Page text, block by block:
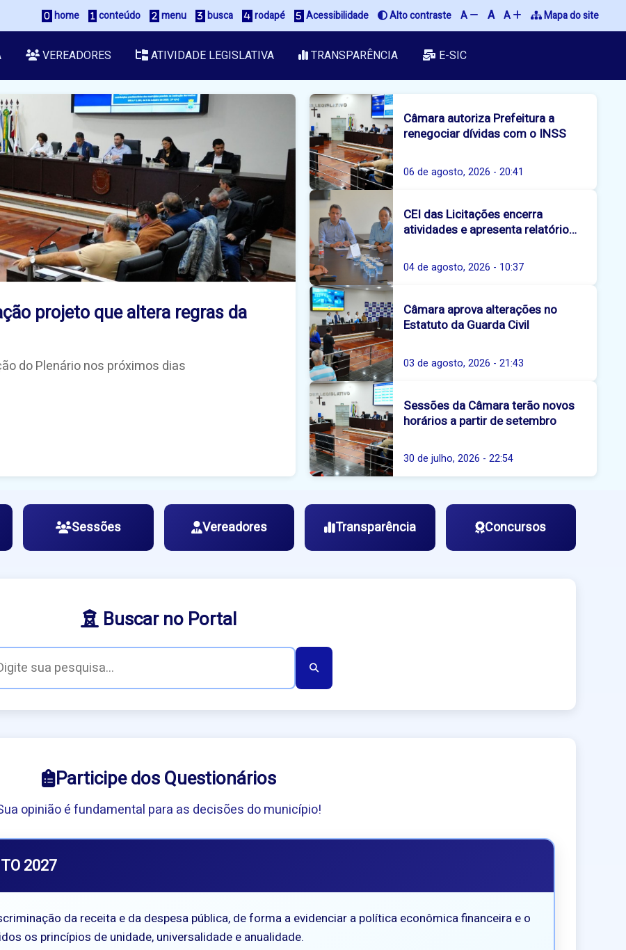
home conteúdo menu busca rodapé Acessibilidade Alto contraste A A A Mapa do site
VEREADORES ATIVIDADE LEGISLATIVA TRANSPARÊNCIA E-SIC
projeto que altera regras da
do Plenário nos próximos dias
Câmara autoriza Prefeitura a
renegociar dívidas com o INSS
06 de agosto, 2026 - 20:41
CEI das Licitações encerra
atividades e apresenta relatório
04 de agosto, 2026 - 10:37
Câmara aprova alterações no
Estatuto da Guarda Civil
03 de agosto, 2026 - 21:43
Sessões da Câmara terão novos
horários a partir de setembro
30 de julho, 2026 - 22:54
Sessões Vereadores Transparência Concursos
Buscar no Portal
Participe dos Questionários
opinião é fundamental para as decisões do município!
2027
da receita e da despesa pública, de forma a evidenciar a política econômica financeira e o
os princípios de unidade, universalidade e anualidade.